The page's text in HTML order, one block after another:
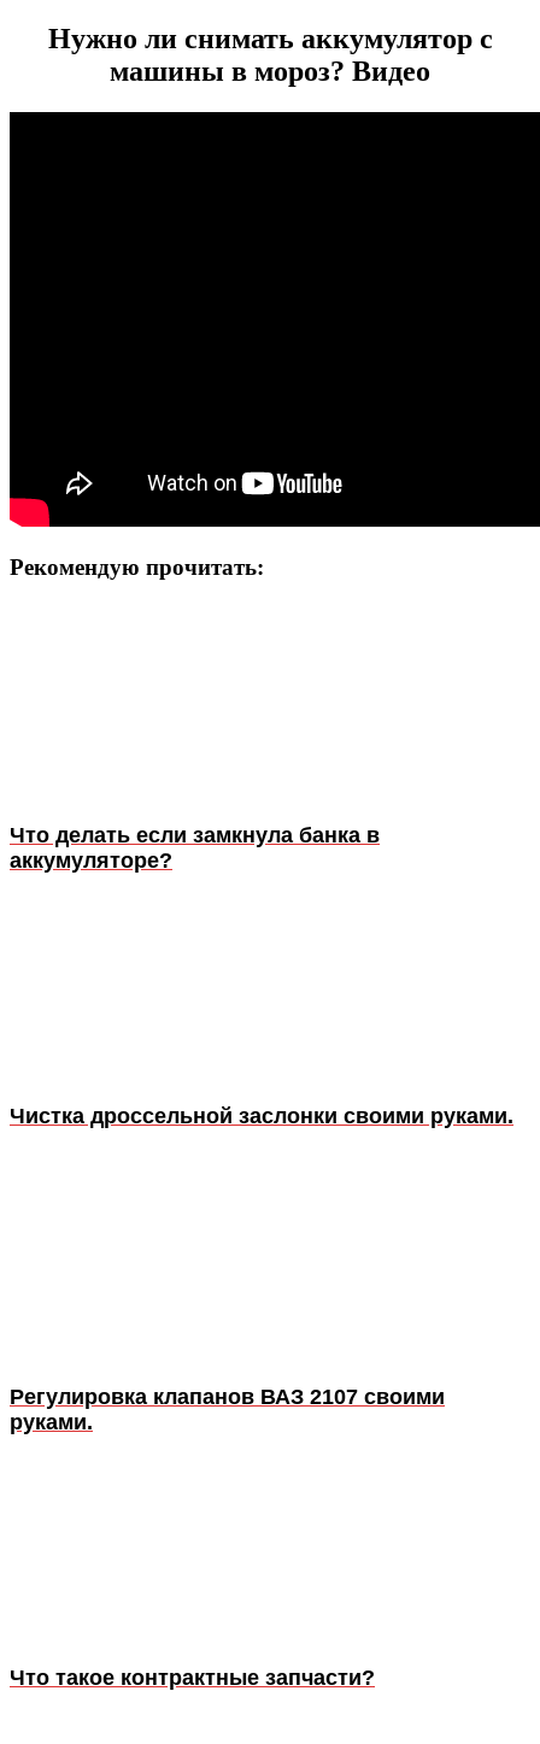
Нужно ли снимать аккумулятор с
машины в мороз? Видео
Рекомендую прочитать:
Что делать если замкнула банка в
аккумуляторе?
Чистка дроссельной заслонки своими руками.
Регулировка клапанов ВАЗ 2107 своими
руками.
Что такое контрактные запчасти?